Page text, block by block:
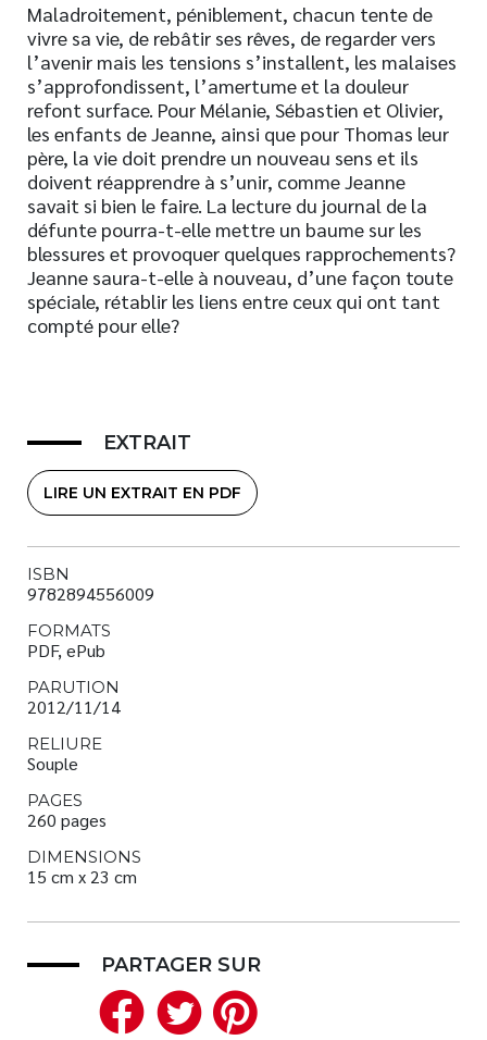
Maladroitement, péniblement, chacun tente de
vivre sa vie, de rebâtir ses rêves, de regarder vers
l’avenir mais les tensions s’installent, les malaises
s’approfondissent, l’amertume et la douleur
refont surface. Pour Mélanie, Sébastien et Olivier,
les enfants de Jeanne, ainsi que pour Thomas leur
père, la vie doit prendre un nouveau sens et ils
doivent réapprendre à s’unir, comme Jeanne
savait si bien le faire. La lecture du journal de la
défunte pourra-t-elle mettre un baume sur les
blessures et provoquer quelques rapprochements?
Jeanne saura-t-elle à nouveau, d’une façon toute
spéciale, rétablir les liens entre ceux qui ont tant
compté pour elle?
EXTRAIT
LIRE UN EXTRAIT EN PDF
ISBN
9782894556009
FORMATS
PDF, ePub
PARUTION
2012/11/14
RELIURE
Souple
PAGES
260 pages
DIMENSIONS
15 cm x 23 cm
PARTAGER SUR
Facebook
Twitter